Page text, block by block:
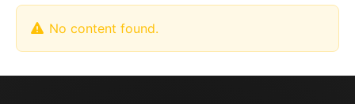
No content found.